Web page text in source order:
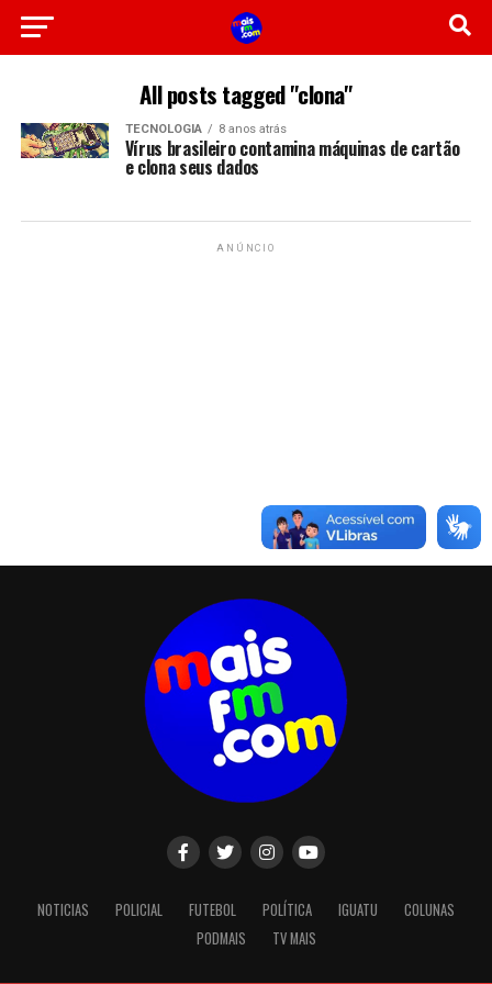
All posts tagged "clona"
TECNOLOGIA 8 anos atrás
Vírus brasileiro contamina máquinas de cartão
e clona seus dados
ANÚNCIO
NOTICIAS POLICIAL FUTEBOL POLÍTICA IGUATU
COLUNAS
PODMAIS
TV MAIS